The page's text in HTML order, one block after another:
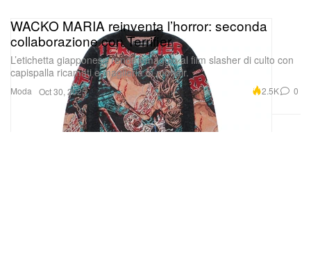
Moda
WACKO MARIA reinventa l’horror: seconda
collaborazione con Terrifier
L’etichetta giapponese rende omaggio al film slasher di culto con
capispalla ricamati e maglieria in mohair.
Oct 30, 2025 2.5K 0